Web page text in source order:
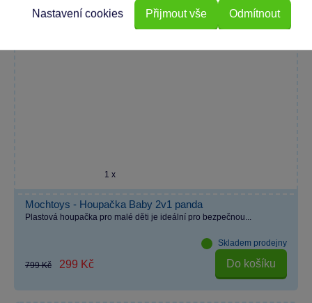
1 x
Mochtoys - Houpačka Baby 2v1 panda
Plastová houpačka pro malé děti je ideální pro bezpečnou...
Skladem prodejny
799 Kč 299 Kč Do košíku
Odmítnout
Nastavení cookies Přijmout vše